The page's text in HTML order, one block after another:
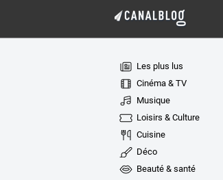
Les plus lus
Cinéma & TV
Musique
Loisirs & Culture
Cuisine
Déco
Beauté & santé